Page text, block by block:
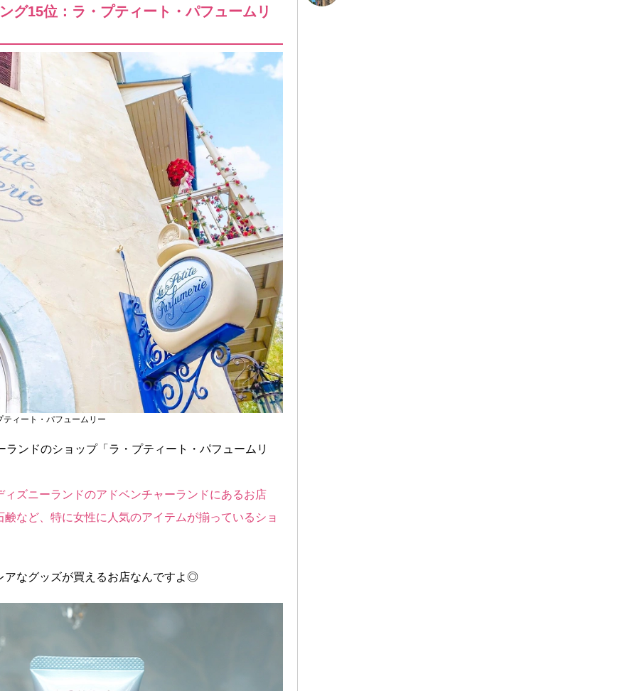
グ15位：ラ・プティート・パフュームリ
ティート・パフュームリー
ンドのショップ「ラ・プティート・パフュームリ
ズニーランドのアドベンチャーランドにあるお店
など、特に女性に人気のアイテムが揃っているショ
アなグッズが買えるお店なんですよ◎